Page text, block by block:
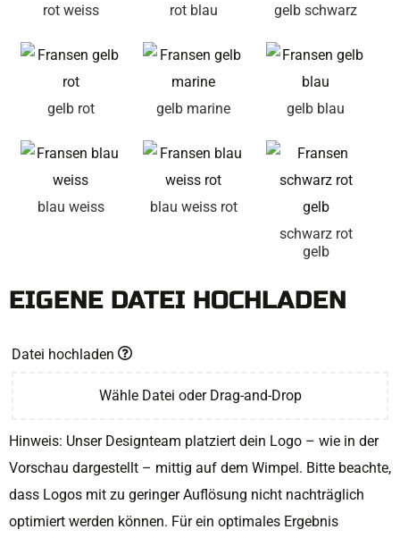
rot weiss rot blau gelb schwarz
gelb rot gelb marine gelb blau
blau weiss
blau weiss rot
schwarz rot
gelb
EIGENE DATEI HOCHLADEN
Datei hochladen
Wähle Datei oder Drag-and-Drop
Hinweis: Unser Designteam platziert dein Logo – wie in der
Vorschau dargestellt – mittig auf dem Wimpel. Bitte beachte,
dass Logos mit zu geringer Auflösung nicht nachträglich
optimiert werden können. Für ein optimales Ergebnis